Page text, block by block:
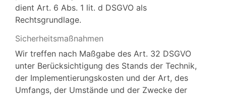
dient Art. 6 Abs. 1 lit. d DSGVO als
Rechtsgrundlage.
Sicherheitsmaßnahmen
Wir treffen nach Maßgabe des Art. 32 DSGVO
unter Berücksichtigung des Stands der Technik,
der Implementierungskosten und der Art, des
Umfangs, der Umstände und der Zwecke der